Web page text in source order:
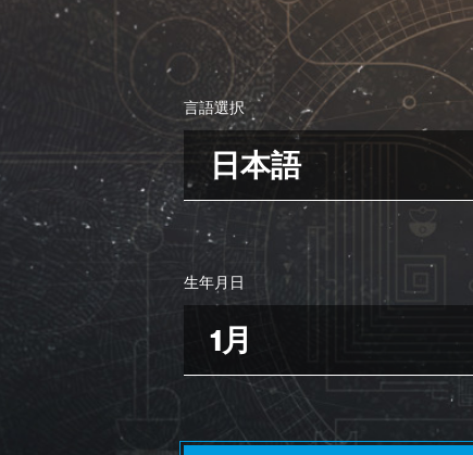
言語選択
日本語
生年月日
1月